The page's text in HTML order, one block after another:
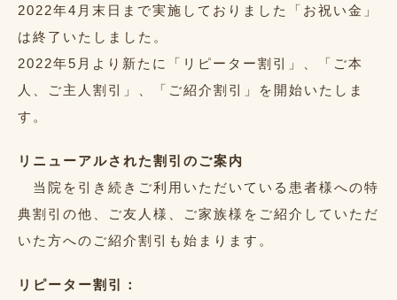
2022年4月末日まで実施しておりました「お祝い金」
は終了いたしました。
2022年5月より新たに「リピーター割引」、「ご本
人、ご主人割引」、「ご紹介割引」を開始いたしま
す。
リニューアルされた割引のご案内
当院を引き続きご利用いただいている患者様への特
典割引の他、ご友人様、ご家族様をご紹介していただ
いた方へのご紹介割引も始まります。
リピーター割引：